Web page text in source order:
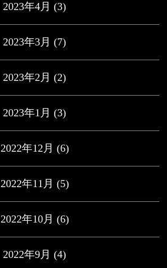
2023年4月 (3)
2023年3月 (7)
2023年2月 (2)
2023年1月 (3)
2022年12月 (6)
2022年11月 (5)
2022年10月 (6)
2022年9月 (4)